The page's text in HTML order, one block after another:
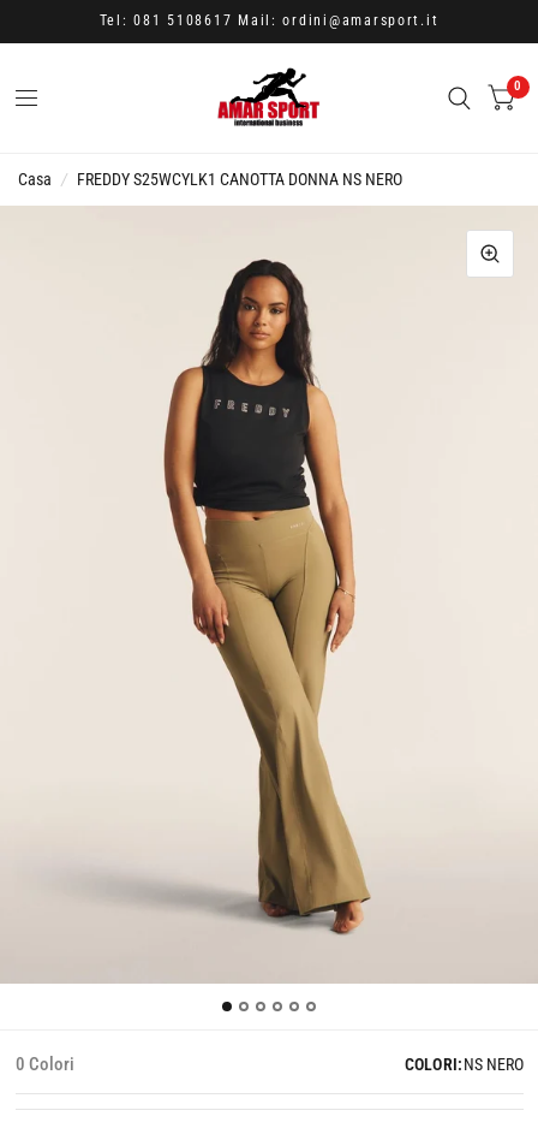
Tel: 081 5108617 Mail: ordini@amarsport.it
0
Casa / FREDDY S25WCYLK1 CANOTTA DONNA NS NERO
0 Colori COLORI:NS NERO